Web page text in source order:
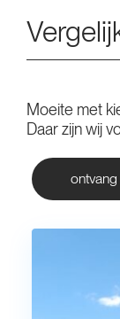
Moeite met
Daar zijn wij